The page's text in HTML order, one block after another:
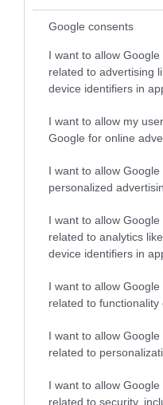
Google consents
I want to allow
related to advertising
device identifiers in
I want to allow my
Google for online
I want to allow
personalized
I want to allow
related to analytics
device identifiers in
I want to allow
related to functionality
I want to allow
related to
I want to allow
related to security,
Fontos változás